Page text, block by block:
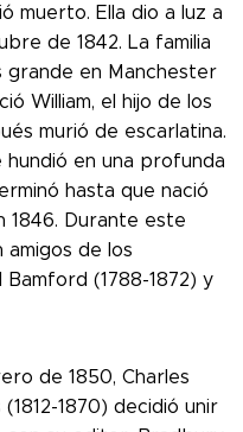
muerto. Ella dio a luz a
de 1842. La familia
grande en Manchester
William, el hijo de los
murió de escarlatina.
en una profunda
hasta que nació
1846. Durante este
amigos de los
(1788-1872) y
de 1850, Charles
(1812-1870) decidió unir